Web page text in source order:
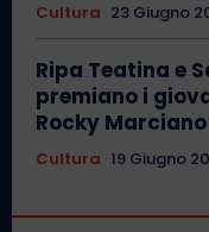
Cultura 23 Giugno
Ripa Teatina e
premiano i
Rocky Marciano
Cultura 19 Giugno